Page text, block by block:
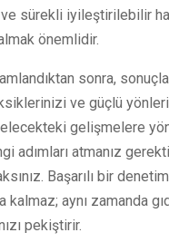
sürekli iyileştirilebilir
önemlidir.
sonra,
ve güçlü
gelişmelere
adımları atmanız
Başarılı bir
kalmaz; aynı zamanda
pekiştirir.